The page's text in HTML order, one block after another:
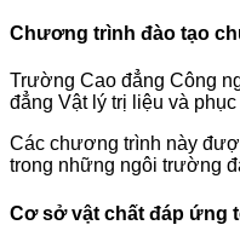
Chương trình đào tạo
Trường Cao đẳng Công
đẳng Vật lý trị liệu và
Các chương trình này
trong những ngôi trường
Cơ sở vật chất đáp ứng